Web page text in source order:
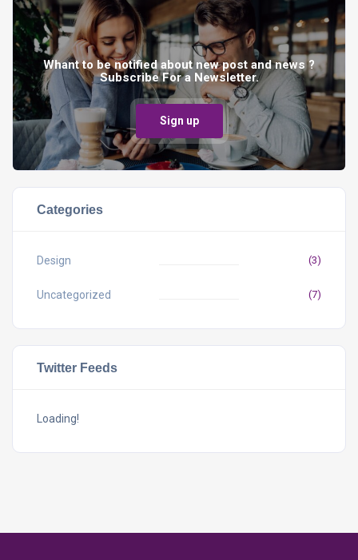
Whant to be notified about new post and news ?
Subscribe For a Newsletter.
Sign up
Categories
Design (3)
Uncategorized (7)
Twitter Feeds
Loading!